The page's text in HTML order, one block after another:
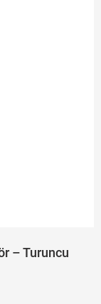
– Turuncu